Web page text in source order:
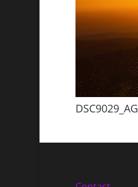
DSC9029_AG